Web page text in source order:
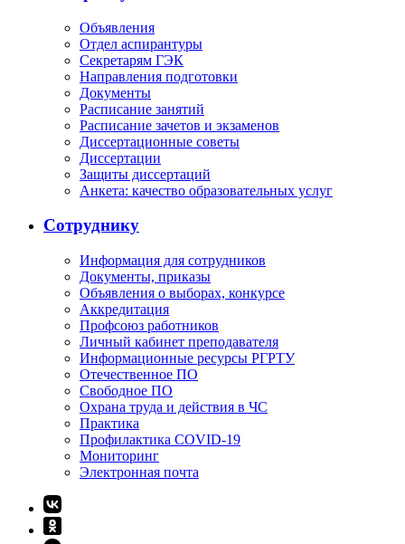
Объявления
Отдел аспирантуры
Секретарям ГЭК
Направления подготовки
Документы
Расписание занятий
Расписание зачетов и экзаменов
Диссертационные советы
Диссертации
Защиты диссертаций
Анкета: качество образовательных услуг
Сотруднику
Информация для сотрудников
Документы, приказы
Объявления о выборах, конкурсе
Аккредитация
Профсоюз работников
Личный кабинет преподавателя
Информационные ресурсы РГРТУ
Отечественное ПО
Свободное ПО
Охрана труда и действия в ЧС
Практика
Профилактика COVID-19
Мониторинг
Электронная почта